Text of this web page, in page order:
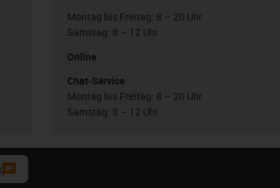
Montag bis Freitag: 8 – 20 Uhr
Samstag: 8 – 12 Uhr
Online
Chat-Service
Montag bis Freitag: 8 – 20 Uhr
Samstag: 8 – 12 Uhr